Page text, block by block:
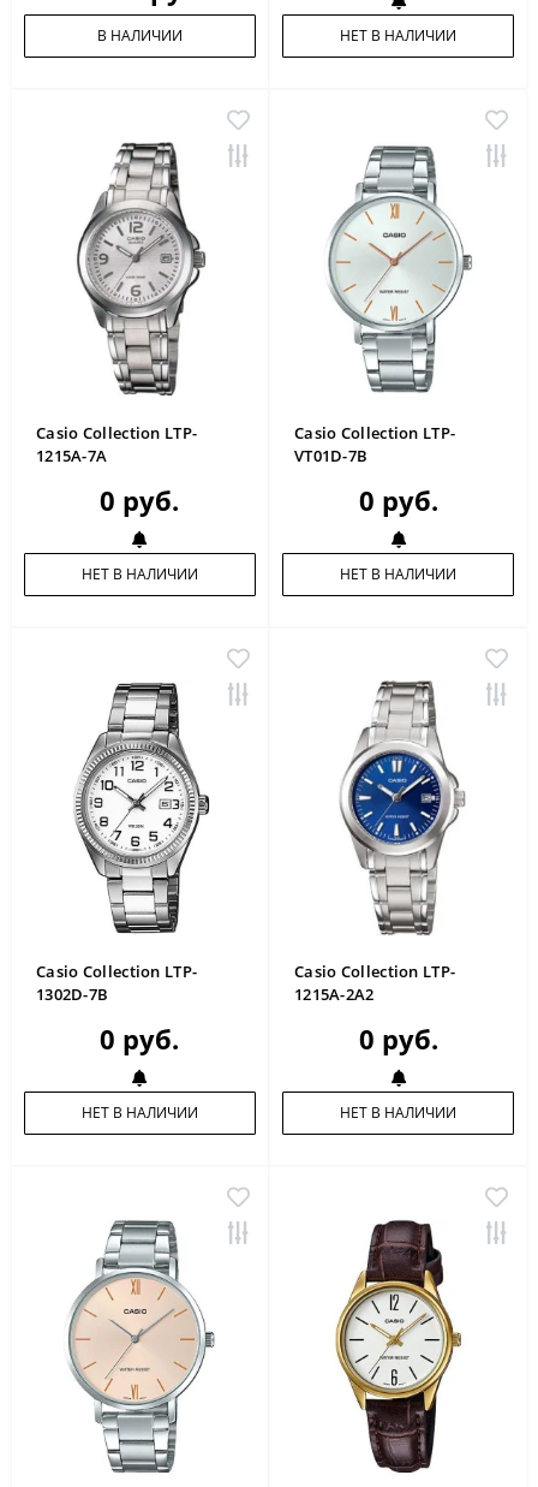
В НАЛИЧИИ НЕТ В НАЛИЧИИ
Casio Collection LTP-
1215A-7A
0 руб.
НЕТ В НАЛИЧИИ
Casio Collection LTP-
VT01D-7B
0 руб.
НЕТ В НАЛИЧИИ
Casio Collection LTP-
1302D-7B
0 руб.
НЕТ В НАЛИЧИИ
Casio Collection LTP-
1215A-2A2
0 руб.
НЕТ В НАЛИЧИИ